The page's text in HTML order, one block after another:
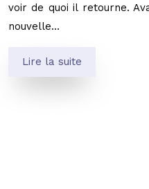
voir de quoi il retourne.
nouvelle…
Lire la suite